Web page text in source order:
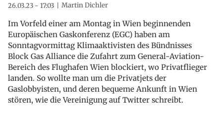
26.03.23 - 17:03 Martin Dichler
Im Vorfeld einer am Montag in Wien beginnenden
Europäischen Gaskonferenz (EGC) haben am
Sonntagvormittag Klimaaktivisten des Bündnisses
Block Gas Alliance die Zufahrt zum General-Aviation-
Bereich des Flughafen Wien blockiert, wo Privatflieger
landen. So wollte man um die Privatjets der
Gaslobbyisten, und deren bequeme Ankunft in Wien
stören, wie die Vereinigung auf Twitter schreibt.